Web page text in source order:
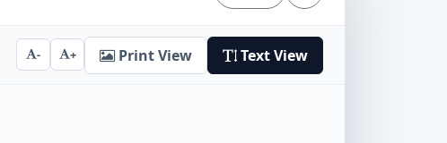
- + Print View Text View